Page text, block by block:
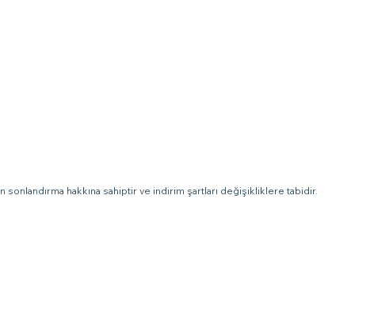
hakkına sahiptir ve indirim şartları değişikliklere tabidir.